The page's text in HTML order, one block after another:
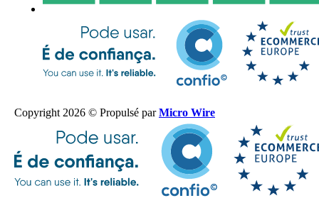
Copyright 2026 © Propulsé parMicro Wire